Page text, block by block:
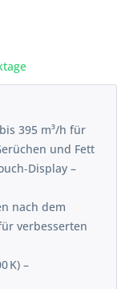
395 m³/h für
und Fett
–
nach dem
verbesserten
K) –